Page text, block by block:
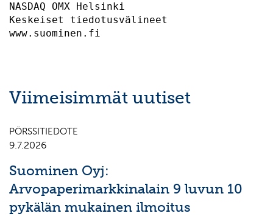
NASDAQ
Keskeiset
Viimeisimmät uutiset
PÖRSSITIEDOTE
9.7.2026
Suominen Oyj:
Arvopaperimarkkinalain 9 luvun 10
pykälän mukainen ilmoitus